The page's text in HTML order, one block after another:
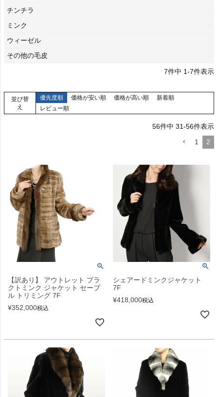
チンチラ
ミンク
ウィーゼル
その他の毛皮
7件中 1-7件表示
並び替
え
優先度順 価格が安い順 価格が高い順
新着順
レビュー順
56件中 31-56件表示
1
2
【訳あり】 アウトレット プラ
クトミンク ジャケット セーブ
ル トリミング 7F
¥352,000税込
シェアードミンクジャケット
7F
¥418,000税込